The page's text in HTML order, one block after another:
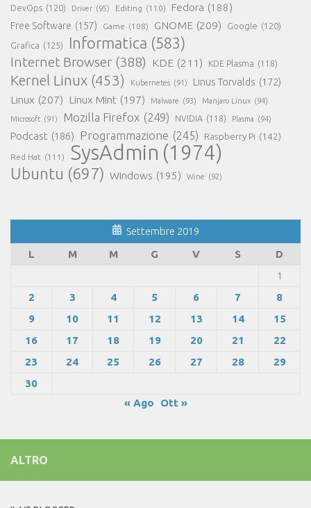
DevOps (120) Driver (95) Editing (110) Fedora (188)
Free Software (157) Game (108) GNOME (209) Google (120)
Grafica (125) Informatica (583)
Internet Browser (388) KDE (211) KDE Plasma (118)
Kernel Linux (453) Kubernetes (91) Linus Torvalds (172)
Linux (207) Linux Mint (197) Malware (93) Manjaro Linux (94)
Microsoft (91) Mozilla Firefox (249) NVIDIA (118) Plasma (94)
Podcast (186) Programmazione (245) Raspberry Pi (142)
Red Hat (111) SysAdmin (1974)
Ubuntu (697) Windows (195) Wine (92)
Settembre 2019
L
M M G V S
D
1
2
3 4 5 6 7
8
9
10 11 12 13 14
15
16
17 18 19 20 21
22
23
24 25 26 27 28
29
30
« Ago
Ott »
ALTRO